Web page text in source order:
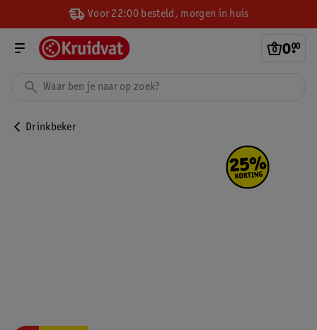
Voor 22:00 besteld, morgen in huis
0.
00
Drinkbeker